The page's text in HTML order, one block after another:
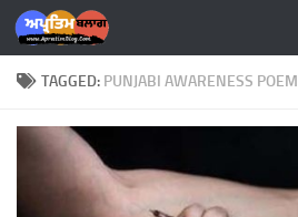
Skip to content
TAGGED: PUNJABI AWARENESS POEM